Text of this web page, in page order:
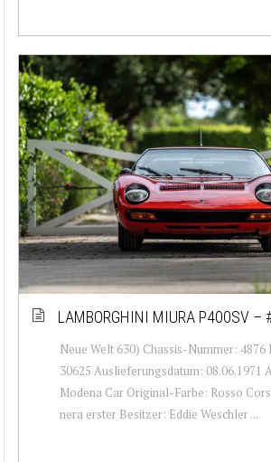
LAMBORGHINI MIURA P400SV –
Neue Welt 630) Chassis-Nummer:
30625 Auslieferungsdatum: 08.06.1971
Modena Car Original-Farbe: Rosso
nera erster Besitzer: Eddie Weschler ...